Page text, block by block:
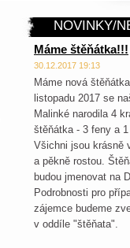
NOVINKY/
Máme štěňátka!!!
30.12.2017 19:13
Máme nová
listopadu 2017 se
Malinké narodila 4
štěňátka - 3 feny a
Všichni jsou krásně
a pěkně rostou.
budou jmenovat na
Podrobnosti pro
zájemce budeme
v oddíle "štěňata".